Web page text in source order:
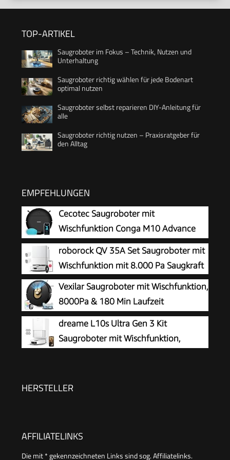
TOP-ARTIKEL
Saugroboter im Fokus – Technik, Nutzen und
Unterhaltung
Saugroboter richtig wählen für jede Bodenart
optimal nutzen
Saugroboter selbst reparieren DIY-Anleitung für
alle
Saugroboter richtig nutzen – Praxisratgeber für
den Alltag
EMPFEHLUNGEN
Cecotec Saugroboter mit
Wischfunktion Conga M10 Advance
Aqua Pro, 3000 Pa
roborock QV 35A Set Saugroboter mit
Wischfunktion mit 8.000 Pa Saugkraft
Vexilar Saugroboter mit Wischfunktion,
8000Pa & 180 Min Laufzeit
Staubsauger Roboter mit LiDAR
Lasernavigation & No-Go-Zonen,
App/Alexa/iWatch Steuerung, Ideal für Tierhaare
dreame L10s Ultra Gen 3 Kit
Saugroboter mit Wischfunktion,
HERSTELLER
AFFILIATELINKS
Die mit * gekennzeichneten Links sind sog. Affiliatelinks.